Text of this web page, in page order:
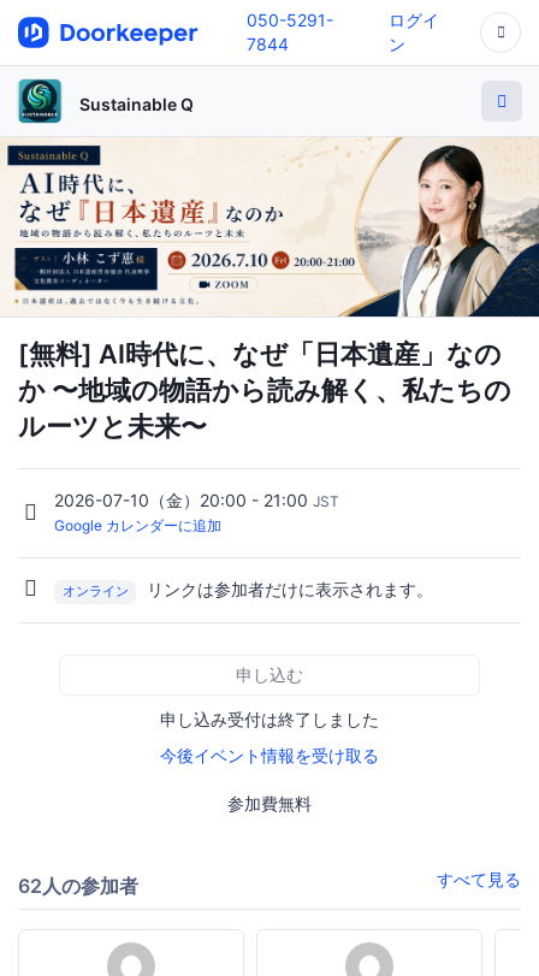
050-5291-
7844
ログイ
ン
Sustainable Q
[無料] AI時代に、なぜ「日本遺産」なの
か 〜地域の物語から読み解く、私たちの
ルーツと未来〜
2026-07-10（金）20:00 - 21:00 JST
Google カレンダーに追加
オンライン リンクは参加者だけに表示されます。
申し込む
申し込み受付は終了しました
今後イベント情報を受け取る
参加費無料
62人の参加者 すべて見る